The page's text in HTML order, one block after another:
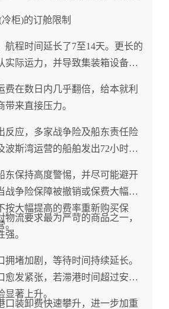
柜)的订舱限制
航程时间延长了7至14天。更长的
实际运力，并导致集装箱设备短
费在数日内几乎翻倍，给本就利
来直接压力。
反应，多家战争险及船东责任险
波斯湾运营的船舶发出72小时取
东保持高度警惕，并尽可能避开
战争险保障被撤销或保费大幅飙
按大幅提高的费率重新购买保
。
物流要求最为严苛的商品之一，
。
拥堵加剧，等待时间持续延长。
愈发紧张，若滞港时间超过安全
著上升。
口装卸费快速攀升，进一步加重